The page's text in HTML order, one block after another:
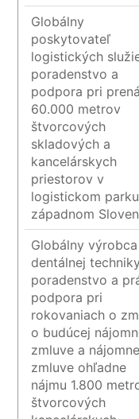
Globálny
poskytovateľ
logistických
poradenstvo a
podpora pri
60.000 metrov
štvorcových
skladových a
kancelárskych
priestorov v
logistickom
západnom
Globálny výrobca
dentálnej
poradenstvo a
podpora pri
rokovaniach o
o budúcej
zmluve a
zmluve ohľadne
nájmu 1.800
štvorcových